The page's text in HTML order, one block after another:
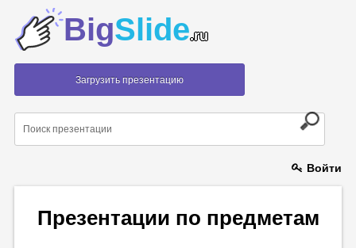
BigSlide.ru
Загрузить презентацию
Войти
Презентации по предметам